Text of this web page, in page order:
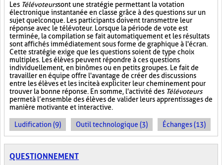
Les Télévoteurssont une stratégie permettant la votation
électronique instantanée en classe grâce à des questions sur un
sujet quelconque. Les participants doivent transmettre leur
réponse avec le télévoteur. Lorsque la période de vote est
terminée, la compilation se fait automatiquement et les résultats
sont affichés immédiatement sous forme de graphique à l'écran.
Cette stratégie exige que les questions soient de type choix
multiples. Les élèves peuvent répondre à ces questions
individuellement, en binômes ou en petits groupes. Le fait de
travailler en équipe offre l'avantage de créer des discussions
entre les élèves et les incite à expliciter leur cheminement pour
trouver la bonne réponse. En somme, l'activité des Télévoteurs
permet à l’ensemble des élèves de valider leurs apprentissages de
manière motivante et interactive.
Ludification (9) Outil technologique (3) Échanges (13)
QUESTIONNEMENT